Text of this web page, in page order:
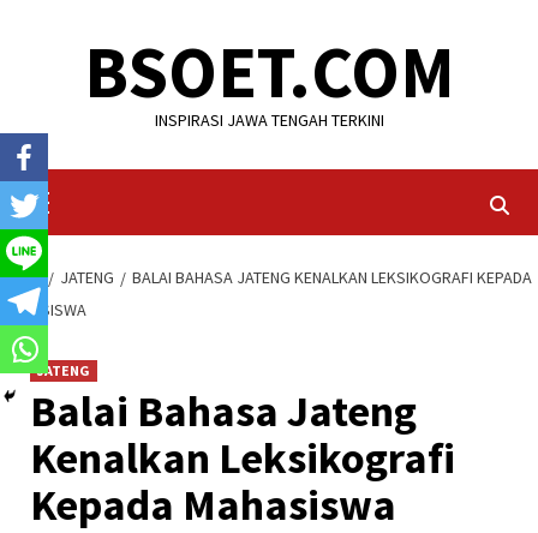
BSOET.COM
INSPIRASI JAWA TENGAH TERKINI
Primary
Menu
HOME JATENG
BALAI BAHASA JATENG KENALKAN LEKSIKOGRAFI KEPADA
MAHASISWA
JATENG
Balai Bahasa Jateng
Kenalkan Leksikografi
Kepada Mahasiswa